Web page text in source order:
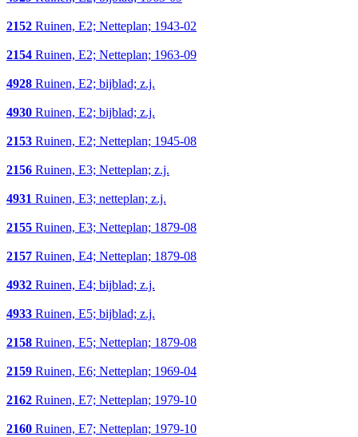
2152 Ruinen, E2; Netteplan; 1943-02
2154 Ruinen, E2; Netteplan; 1963-09
4928 Ruinen, E2; bijblad; z.j.
4930 Ruinen, E2; bijblad; z.j.
2153 Ruinen, E2; Netteplan; 1945-08
2156 Ruinen, E3; Netteplan; z.j.
4931 Ruinen, E3; netteplan; z.j.
2155 Ruinen, E3; Netteplan; 1879-08
2157 Ruinen, E4; Netteplan; 1879-08
4932 Ruinen, E4; bijblad; z.j.
4933 Ruinen, E5; bijblad; z.j.
2158 Ruinen, E5; Netteplan; 1879-08
2159 Ruinen, E6; Netteplan; 1969-04
2162 Ruinen, E7; Netteplan; 1979-10
2160 Ruinen, E7; Netteplan; 1979-10